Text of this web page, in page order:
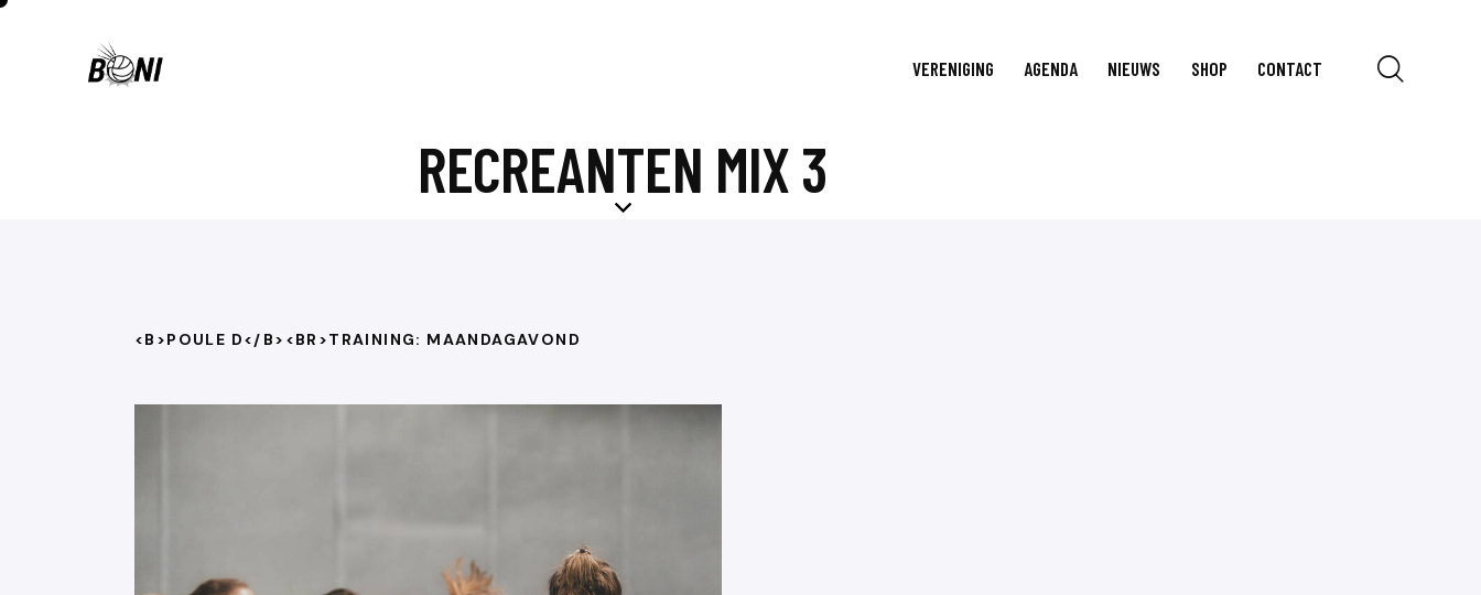
VERENIGING AGENDA NIEUWS SHOP CONTACT
RECREANTEN MIX 3
<B>POULE D</B><BR>TRAINING: MAANDAGAVOND